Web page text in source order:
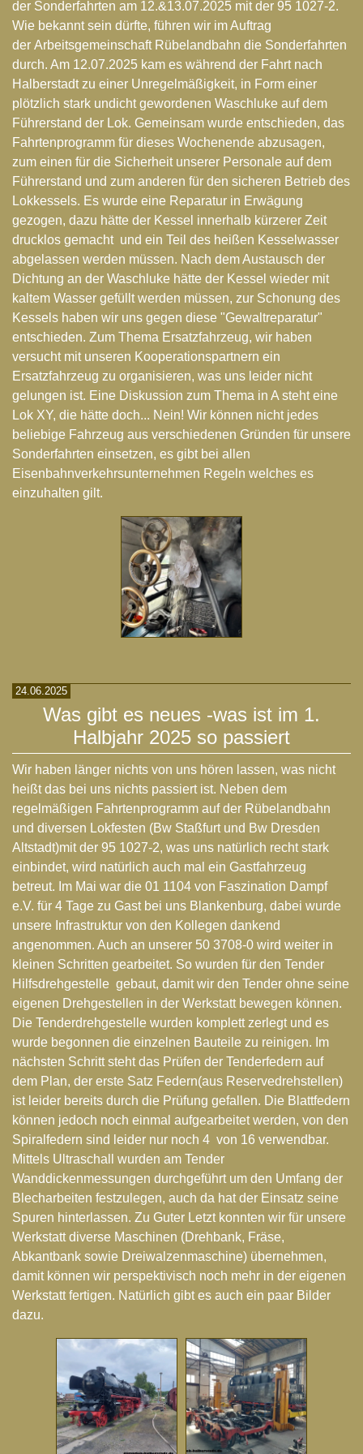
der Sonderfahrten am 12.&13.07.2025 mit der 95 1027-2.
Wie bekannt sein dürfte, führen wir im Auftrag
der Arbeitsgemeinschaft Rübelandbahn die Sonderfahrten
durch. Am 12.07.2025 kam es während der Fahrt nach
Halberstadt zu einer Unregelmäßigkeit, in Form einer
plötzlich stark undicht gewordenen Waschluke auf dem
Führerstand der Lok. Gemeinsam wurde entschieden, das
Fahrtenprogramm für dieses Wochenende abzusagen,
zum einen für die Sicherheit unserer Personale auf dem
Führerstand und zum anderen für den sicheren Betrieb des
Lokkessels. Es wurde eine Reparatur in Erwägung
gezogen, dazu hätte der Kessel innerhalb kürzerer Zeit
drucklos gemacht und ein Teil des heißen Kesselwasser
abgelassen werden müssen. Nach dem Austausch der
Dichtung an der Waschluke hätte der Kessel wieder mit
kaltem Wasser gefüllt werden müssen, zur Schonung des
Kessels haben wir uns gegen diese "Gewaltreparatur"
entschieden. Zum Thema Ersatzfahrzeug, wir haben
versucht mit unseren Kooperationspartnern ein
Ersatzfahrzeug zu organisieren, was uns leider nicht
gelungen ist. Eine Diskussion zum Thema in A steht eine
Lok XY, die hätte doch... Nein! Wir können nicht jedes
beliebige Fahrzeug aus verschiedenen Gründen für unsere
Sonderfahrten einsetzen, es gibt bei allen
Eisenbahnverkehrsunternehmen Regeln welches es
einzuhalten gilt.
24.06.2025
Was gibt es neues -was ist im 1.
Halbjahr 2025 so passiert
Wir haben länger nichts von uns hören lassen, was nicht
heißt das bei uns nichts passiert ist. Neben dem
regelmäßigen Fahrtenprogramm auf der Rübelandbahn
und diversen Lokfesten (Bw Staßfurtund Bw Dresden
Altstadt)mit der 95 1027-2, was uns natürlich recht stark
einbindet, wird natürlich auch mal ein Gastfahrzeug
betreut. Im Mai war die 01 1104 von Faszination Dampf
e.V. für 4 Tage zu Gast bei uns Blankenburg, dabei wurde
unsere Infrastruktur von den Kollegen dankend
angenommen. Auch an unserer 50 3708-0 wird weiter in
kleinen Schritten gearbeitet. So wurden für den Tender
Hilfsdrehgestelle gebaut, damit wir den Tender ohne seine
eigenen Drehgestellen in der Werkstatt bewegen können.
Die Tenderdrehgestelle wurden komplett zerlegt und es
wurde begonnen die einzelnen Bauteile zu reinigen. Im
nächsten Schritt steht das Prüfen der Tenderfedern auf
dem Plan, der erste Satz Federn(aus Reservedrehstellen)
ist leider bereits durch die Prüfung gefallen. Die Blattfedern
können jedoch noch einmal aufgearbeitet werden, von den
Spiralfedern sind leider nur noch 4 von 16 verwendbar.
Mittels Ultraschall wurden am Tender
Wanddickenmessungen durchgeführt um den Umfang der
Blecharbeiten festzulegen, auch da hat der Einsatz seine
Spuren hinterlassen. Zu Guter Letzt konnten wir für unsere
Werkstatt diverse Maschinen (Drehbank, Fräse,
Abkantbank sowie Dreiwalzenmaschine) übernehmen,
damit können wir perspektivisch noch mehr in der eigenen
Werkstatt fertigen. Natürlich gibt es auch ein paar Bilder
dazu.